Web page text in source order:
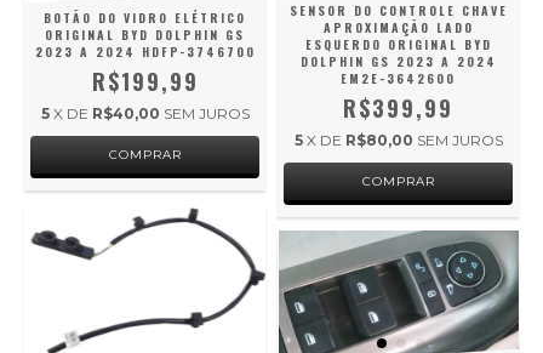
BOTÃO DO VIDRO ELÉTRICO
ORIGINAL BYD DOLPHIN GS
2023 A 2024 HDFP-3746700
R$199,99
5 X DE R$40,00 SEM JUROS
SENSOR DO CONTROLE CHAVE
APROXIMAÇÃO LADO
ESQUERDO ORIGINAL BYD
DOLPHIN GS 2023 A 2024
EM2E-3642600
R$399,99
5 X DE R$80,00 SEM JUROS